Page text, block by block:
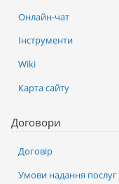
Онлайн-чат
Інструменти
Wiki
Карта сайту
Договори
Договір
Умови надання послуг